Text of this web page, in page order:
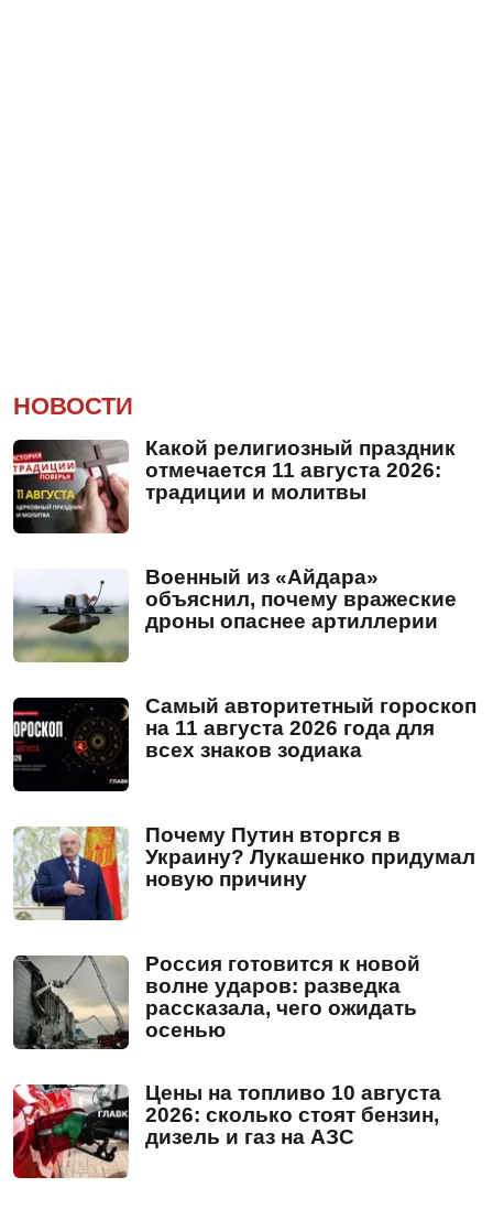
НОВОСТИ
Какой религиозный праздник
отмечается 11 августа 2026:
традиции и молитвы
Военный из «Айдара»
объяснил, почему вражеские
дроны опаснее артиллерии
Самый авторитетный гороскоп
на 11 августа 2026 года для
всех знаков зодиака
Почему Путин вторгся в
Украину? Лукашенко придумал
новую причину
Россия готовится к новой
волне ударов: разведка
рассказала, чего ожидать
осенью
Цены на топливо 10 августа
2026: сколько стоят бензин,
дизель и газ на АЗС